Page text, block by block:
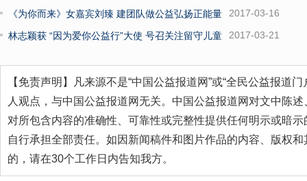
《为你而来》女嘉宾刘臻 建团队做公益弘扬正能量 2017-03-16
林志颖获 “因为爱你公益行”大使 号召关注留守儿童 2017-03-21
【免责声明】凡来源不是“中国公益报道网”或“全民公益报道
人观点，与中国公益报道网无关。中国公益报道网对文中陈
对所包含内容的准确性、可靠性或完整性提供任何明示或暗
自行承担全部责任。如因新闻稿件和图片作品的内容、版权
的，请在30个工作日内告知我方。